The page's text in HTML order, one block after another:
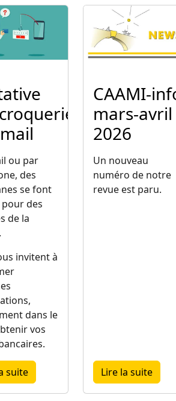
en mai
ou par
des
se font
des
de la
invitent à
dans le
vos
suiteabout Tentative d'escroquerie
Image
CAAMI-
mars-avril
2026
Un nouveau
numéro de notre
revue est paru.
Lire la suite